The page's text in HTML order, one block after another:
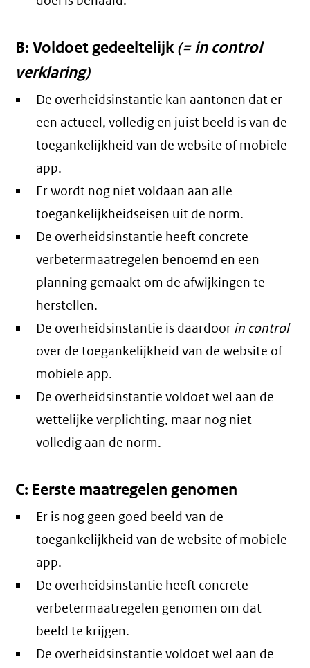
B: Voldoet gedeeltelijk(= in control
verklaring)
De overheidsinstantie kan aantonen dat er
een actueel, volledig en juist beeld is van de
toegankelijkheid van de website of mobiele
app.
Er wordt nog niet voldaan aan alle
toegankelijkheidseisen uit de norm.
De overheidsinstantie heeft concrete
verbetermaatregelen benoemd en een
planning gemaakt om de afwijkingen te
herstellen.
De overheidsinstantie is daardoor in control
over de toegankelijkheid van de website of
mobiele app.
De overheidsinstantie voldoet wel aan de
wettelijke verplichting, maar nog niet
volledig aan de norm.
C: Eerste maatregelen genomen
Er is nog geen goed beeld van de
toegankelijkheid van de website of mobiele
app.
De overheidsinstantie heeft concrete
verbetermaatregelen genomen om dat
beeld te krijgen.
De overheidsinstantie voldoet wel aan de